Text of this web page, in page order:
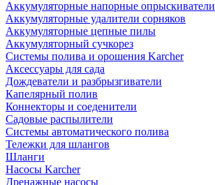
Аккумуляторные напорные опрыскиватели
Аккумуляторные удалители сорняков
Аккумуляторные цепные пилы
Аккумуляторный сучкорез
Системы полива и орошения Karcher
Аксессуары для сада
Дождеватели и разбрызгиватели
Капелярный полив
Коннекторы и соеденители
Садовые распылители
Системы автоматического полива
Тележки для шлангов
Шланги
Насосы Karcher
Дренажные насосы